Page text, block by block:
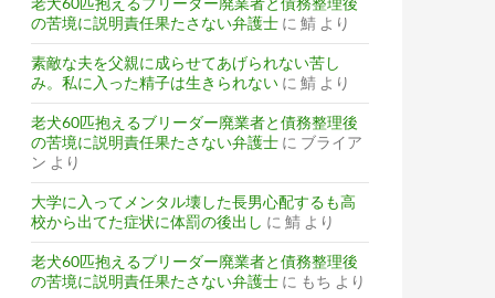
の苦境に説明責任果たさない弁護士 に 鯖 より
素敵な夫を父親に成らせてあげられない苦し
み。私に入った精子は生きられない に 鯖 より
老犬60匹抱えるブリーダー廃業者と債務整理後
の苦境に説明責任果たさない弁護士 に ブライア
ン より
大学に入ってメンタル壊した長男心配するも高
校から出てた症状に体罰の後出し に 鯖 より
老犬60匹抱えるブリーダー廃業者と債務整理後
の苦境に説明責任果たさない弁護士 に もち より